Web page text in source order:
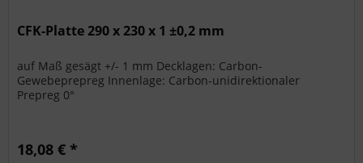
CFK-Platte 290 x 230 x 1 ±0,2 mm
auf Maß gesägt +/- 1 mm Decklagen: Carbon-
Gewebeprepreg Innenlage: Carbon-unidirektionaler
Prepreg 0°
18,08 € *